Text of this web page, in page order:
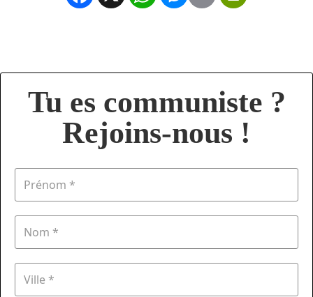
Tu es communiste ?
Rejoins-nous !